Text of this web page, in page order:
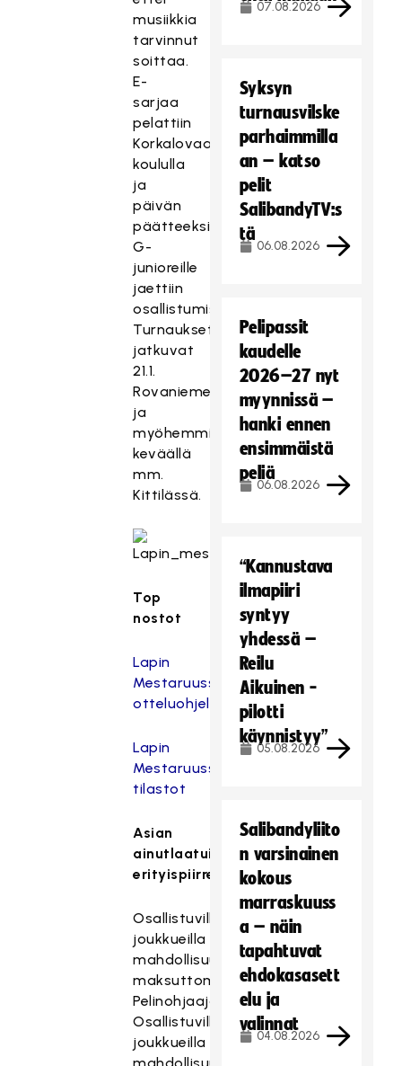
musiikkia
tarvinnut
soittaa.
E-
sarjaa
pelattiin
Korkalovaaran
koululla
ja
päivän
päätteeksi
G-
junioreille
jaettiin
osallistumismitalit.
Turnaukset
jatkuvat
21.1.
Rovaniemellä.
ja
myöhemmin
keväällä
mm.
Kittilässä.
Top
nostot
Lapin
Mestaruussarjan
otteluohjelmat
Lapin
Mestaruussarjan
tilastot
Asian
ainutlaatuisuus/
erityispiirre
Osallistuvilla
joukkueilla
mahdollisuus
maksuttomaan
Pelinohjaajakoulutukseen
Osallistuvilla
joukkueilla
07.08.2026
Syksyn
turnausvilske
parhaimmilla
an – katso
pelit
SalibandyTV:s
tä
06.08.2026
Pelipassit
kaudelle
2026–27 nyt
myynnissä –
hanki ennen
ensimmäistä
peliä
06.08.2026
“Kannustava
ilmapiiri
syntyy
yhdessä –
Reilu
Aikuinen -
pilotti
käynnistyy”
05.08.2026
Salibandyliito
n varsinainen
kokous
marraskuuss
a – näin
tapahtuvat
ehdokasasett
elu ja
valinnat
04.08.2026